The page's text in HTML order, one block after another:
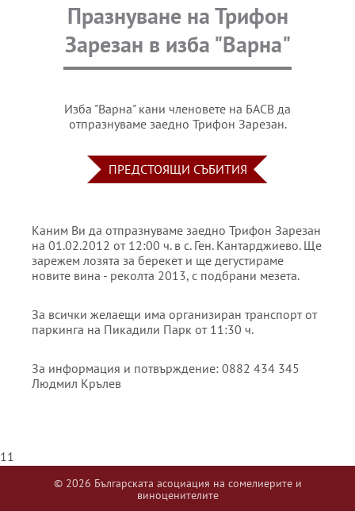
Празнуване на Трифон
Зарезан в изба "Варна"
Изба "Варна" кани членовете на БАСВ да
отпразнуваме заедно Трифон Зарезан.
ПРЕДСТОЯЩИ СЪБИТИЯ
Каним Ви да отпразнуваме заедно Трифон Зарезан
на 01.02.2012 от 12:00 ч. в с. Ген. Кантарджиево. Ще
зарежем лозята за берекет и ще дегустираме
новите вина - реколта 2013, с подбрани мезета.
За всички желаещи има организиран транспорт от
паркинга на Пикадили Парк от 11:30 ч.
За информация и потвърждение: 0882 434 345
Людмил Крълев
11
© 2026 Българската асоциация на сомелиерите и
виноценителите